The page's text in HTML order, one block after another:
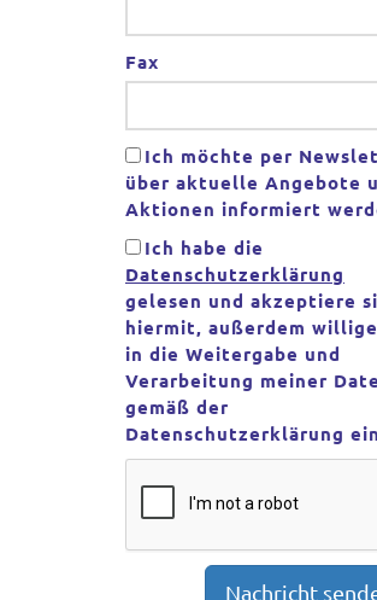
Fax
Ich möchte per
über aktuelle Angebote
Aktionen informiert
Ich habe die
Datenschutzerklärung
gelesen und akzeptiere
hiermit, außerdem
in die Weitergabe und
Verarbeitung meiner
gemäß der
Datenschutzerklärung